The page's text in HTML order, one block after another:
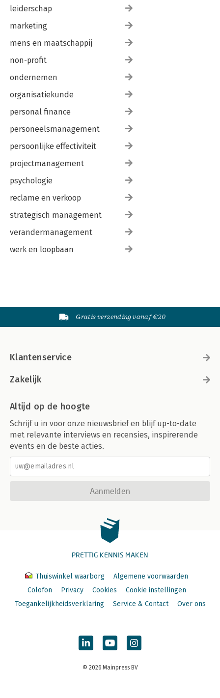
leiderschap
marketing
mens en maatschappij
non-profit
ondernemen
organisatiekunde
personal finance
personeelsmanagement
persoonlijke effectiviteit
projectmanagement
psychologie
reclame en verkoop
strategisch management
verandermanagement
werk en loopbaan
Gratis verzending vanaf €20
Klantenservice
Zakelijk
Altijd op de hoogte
Schrijf u in voor onze nieuwsbrief en blijf up-to-date
met relevante interviews en recensies, inspirerende
events en de beste acties.
Aanmelden
PRETTIG KENNIS MAKEN
Thuiswinkel waarborg
Algemene voorwaarden
Colofon
Privacy Cookies
Cookie instellingen
Toegankelijkheidsverklaring
Service & Contact Over ons
© 2026 Mainpress BV